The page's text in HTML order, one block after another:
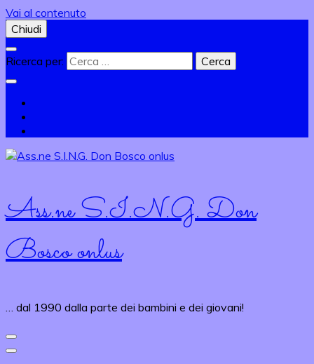
Vai al contenuto
Chiudi
Ricerca per:
Ass.ne S.I.N.G. Don
Bosco onlus
… dal 1990 dalla parte dei bambini e dei giovani!